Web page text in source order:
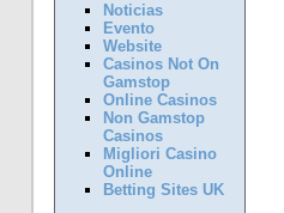
Noticias
Evento
Website
Casinos Not On
Gamstop
Online Casinos
Non Gamstop
Casinos
Migliori Casino
Online
Betting Sites UK